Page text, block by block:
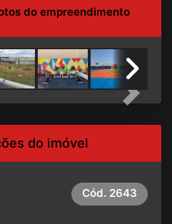
do empreendimento
Next
do imóvel
Cód. 2643